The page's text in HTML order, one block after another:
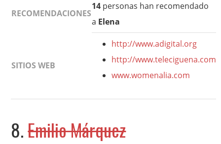
RECOMENDACIONES
14 personas han recomendado
a Elena
SITIOS WEB
http://www.adigital.org
http://www.teleciguena.com
www.womenalia.com
8.Emilio Márquez